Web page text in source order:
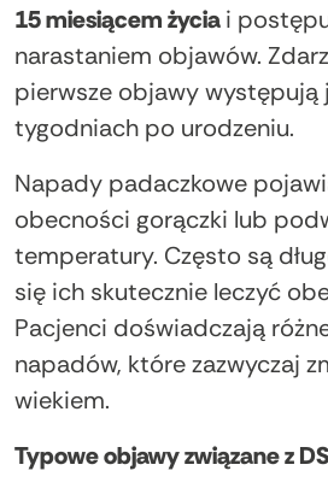
15 miesiącem życiai
narastaniem objawów.
pierwsze objawy występują
tygodniach po urodzeniu.
Napady padaczkowe
obecności gorączki lub
temperatury. Często są
się ich skutecznie leczyć
Pacjenci doświadczają
napadów, które zazwyczaj
wiekiem.
Typowe objawy związane z